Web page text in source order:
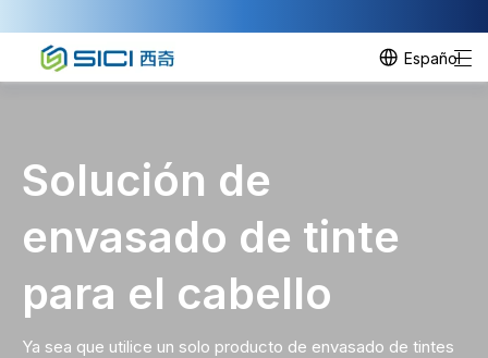
Español
Solución de
envasado de tinte
para el cabello
Ya sea que utilice un solo producto de envasado de tintes